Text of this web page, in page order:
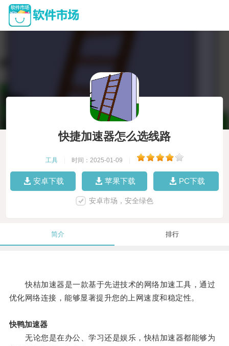
快捷加速器怎么选线路
工具 时间：2025-01-09
安卓下载 苹果下载 PC下载
安卓市场，安全绿色
简介 排行
快桔加速器是一款基于先进技术的网络加速工具，通过
优化网络连接，能够显著提升您的上网速度和稳定性。
快鸭加速器
无论您是在办公、学习还是娱乐，快桔加速器都能够为